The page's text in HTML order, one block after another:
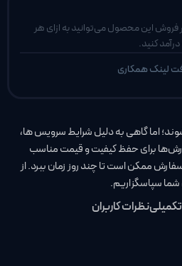
فروش این محصول می‌توانید به ازای هر
کنید.
لینک همکاری
اما گاهی به دلیل شرایط سرویس‌ ها،
برای حفظ کیفیت و قیمت مناسب
ممکن است تا چند روز زمان ببرد. از
سپاسگزاریم.
نظرات کاربران